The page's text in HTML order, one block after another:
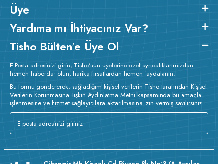
Üye
Yardıma mı İhtiyacınız Var?
Tisho Bülten'e Üye Ol
E-Posta adresinizi girin, Tisho'nun üyelerine özel ayrıcalıklarımızdan
hemen haberdar olun, harika fırsatlardan hemen faydalanın.
Bu formu göndererek, sağladığım kişisel verilerin Tisho tarafından Kişisel
Verilerin Korunmasına İlişkin Aydınlatma Metni kapsamında bu amaçla
işlenmesine ve hizmet sağlayıcılara aktarılmasına izin vermiş sayılırsınız.